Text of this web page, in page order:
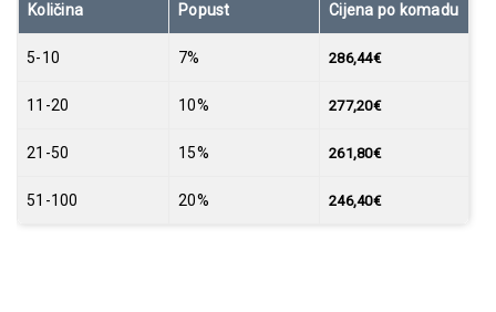
Količina Popust Cijena po komadu
5-10 7% 286,44€
11-20 10% 277,20€
21-50 15% 261,80€
51-100 20% 246,40€